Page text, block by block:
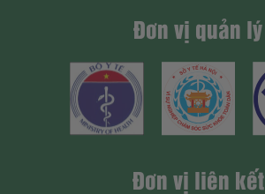
Đơn vị quản lý
Đơn vị liên kết